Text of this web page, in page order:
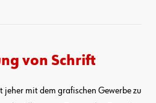
von Schrift
jeher mit dem grafischen Gewerbe zu